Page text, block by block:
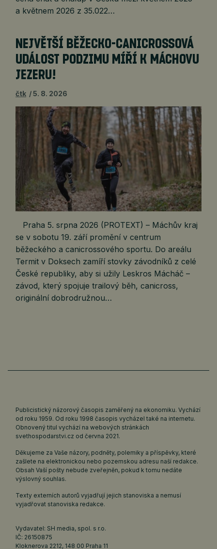
a květnem 2026 z 35.022…
NEJVĚTŠÍ BĚŽECKO-CANICROSSOVÁ
UDÁLOST PODZIMU MÍŘÍ K MÁCHOVU
JEZERU!
čtk 5. 8. 2026
Praha 5. srpna 2026 (PROTEXT) – Máchův kraj
se v sobotu 19. září promění v centrum
běžeckého a canicrossového sportu. Do areálu
Termit v Doksech zamíří stovky závodníků z celé
České republiky, aby si užily Leskros Mácháč –
závod, který spojuje trailový běh, canicross,
originální dobrodružnou…
Publicistický názorový časopis zaměřený na ekonomiku. Vychází
od roku 1959. Od roku 1998 časopis vycházel také na internetu.
Obnovený titul vychází na webových stránkách
svethospodarstvi.cz od června 2021.
Děkujeme za Vaše názory, podněty, polemiky a příspěvky, které
zašlete na elektronickou nebo pozemskou adresu naší redakce.
Obsah Vaší pošty nebude zveřejněn, pokud k tomu nedáte
výslovný souhlas.
Texty externích autorů vyjadřují jejich stanoviska a nemusí
vyjadřovat stanoviska redakce.
Vydavatel: SH media, spol. s r.o.
IČ: 26150875
Kloknerova 2212, 148 00 Praha 11